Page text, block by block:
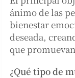
ánimo de las
bienestar
deseada,
que
¿Qué tipo de